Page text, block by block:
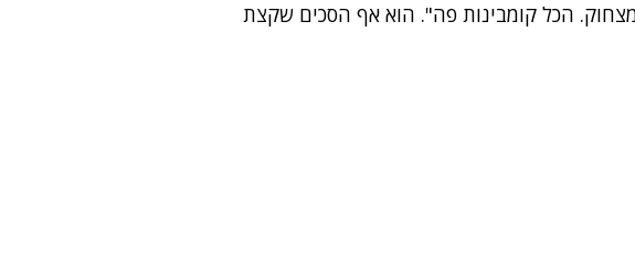
מצחוק. הכל קומבינות פה". הוא אף הסכים שקצת